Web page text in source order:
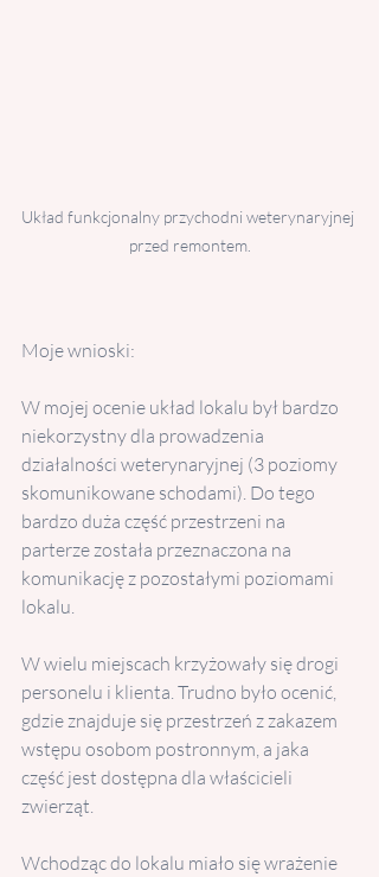
Układ funkcjonalny przychodni weterynaryjnej
przed remontem.
Moje wnioski:
W mojej ocenie układ lokalu był bardzo
niekorzystny dla prowadzenia
działalności weterynaryjnej (3 poziomy
skomunikowane schodami). Do tego
bardzo duża część przestrzeni na
parterze została przeznaczona na
komunikację z pozostałymi poziomami
lokalu.
W wielu miejscach krzyżowały się drogi
personelu i klienta. Trudno było ocenić,
gdzie znajduje się przestrzeń z zakazem
wstępu osobom postronnym, a jaka
część jest dostępna dla właścicieli
zwierząt.
Wchodząc do lokalu miało się wrażenie